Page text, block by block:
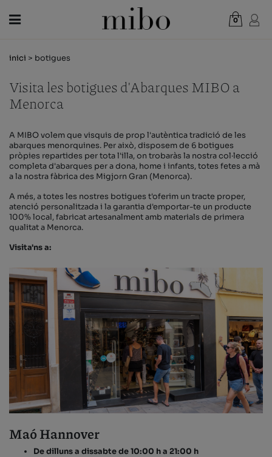
DONA
HOME
NENS
NOVETATS
VAL REGAL
BOTIGUES
OUTLET
CA
0
inici > botigues
Visita les botigues d'Abarques MIBO a
Menorca
A MIBO volem que visquis de prop l'autèntica tradició de les
abarques menorquines. Per això, disposem de 6 botigues
pròpies repartides per tota l'illa, on trobaràs la nostra col·lecció
completa d'abarques per a dona, home i infants, totes fetes a mà
a la nostra fàbrica des Migjorn Gran (Menorca).
A més, a totes les nostres botigues t'oferim un tracte proper,
atenció personalitzada i la garantia d'emportar-te un producte
100% local, fabricat artesanalment amb materials de primera
qualitat a Menorca.
Visita'ns a:
Maó Hannover
De dilluns a dissabte de 10:00 h a 21:00 h